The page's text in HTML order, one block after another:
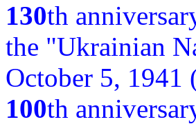
130th
the "Ukrainian
October 5, 1941
100th